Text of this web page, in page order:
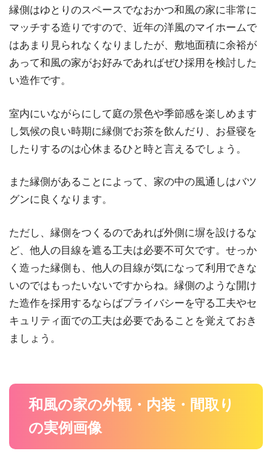
縁側はゆとりのスペースでなおかつ和風の家に非常に
マッチする造りですので、近年の洋風のマイホームで
はあまり見られなくなりましたが、敷地面積に余裕が
あって和風の家がお好みであればぜひ採用を検討した
い造作です。
室内にいながらにして庭の景色や季節感を楽しめます
し気候の良い時期に縁側でお茶を飲んだり、お昼寝を
したりするのは心休まるひと時と言えるでしょう。
また縁側があることによって、家の中の風通しはバツ
グンに良くなります。
ただし、縁側をつくるのであれば外側に塀を設けるな
ど、他人の目線を遮る工夫は必要不可欠です。せっか
く造った縁側も、他人の目線が気になって利用できな
いのではもったいないですからね。縁側のような開け
た造作を採用するならばプライバシーを守る工夫やセ
キュリティ面での工夫は必要であることを覚えておき
ましょう。
和風の家の外観・内装・間取り
の実例画像